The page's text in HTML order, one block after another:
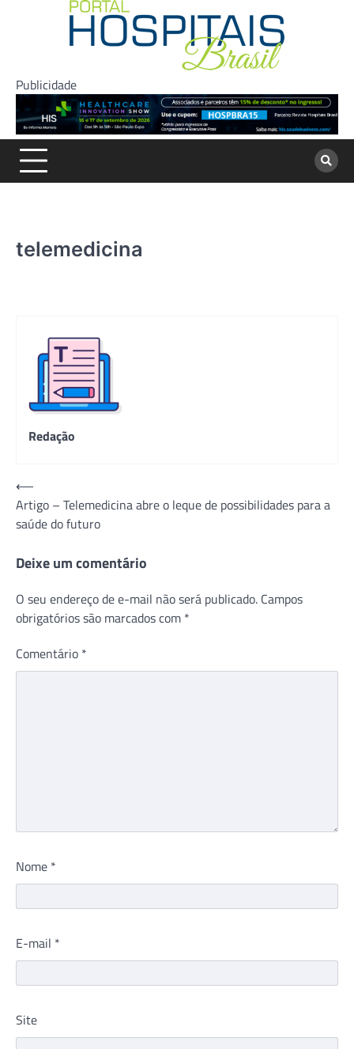
Publicidade
telemedicina
Redação
Navegação
de
Post
⟵
Artigo – Telemedicina abre o leque de possibilidades para a
saúde do futuro
Deixe um comentário
O seu endereço de e-mail não será publicado. Campos
obrigatórios são marcados com *
Comentário *
Nome *
E-mail *
Site